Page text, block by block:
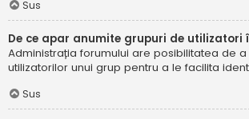
Sus
De ce apar anumite grupuri de utilizatori
Administrația forumului are posibilitatea de
utilizatorilor unui grup pentru a le facilita
Sus